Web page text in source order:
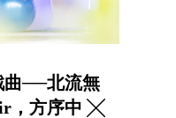
曲──北流無
，方序中 ╳